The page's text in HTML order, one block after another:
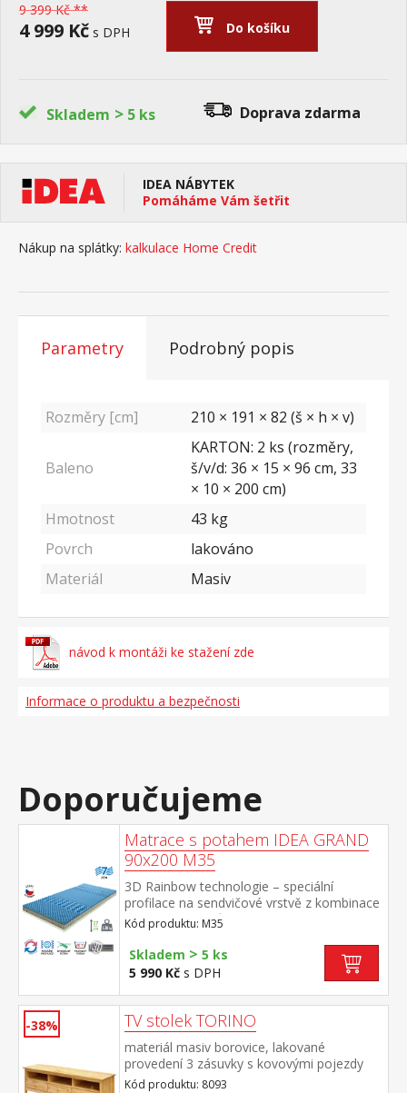
9 399 Kč **
4 999 Kč s DPH Do košíku
Skladem > 5 ks Doprava zdarma
IDEA NÁBYTEK
Pomáháme Vám šetřit
Nákup na splátky: kalkulace Home Credit
Parametry Podrobný popis
Rozměry [cm] 210 × 191 × 82 (š × h × v)
Baleno
KARTON: 2 ks (rozměry,
š/v/d: 36 × 15 × 96 cm, 33
× 10 × 200 cm)
Hmotnost
43 kg
Povrch
lakováno
Materiál
Masiv
návod k montáži ke stažení zde
Informace o produktu a bezpečnosti
Doporučujeme
Matrace s potahem IDEA GRAND
90x200 M35
3D Rainbow technologie – speciální
profilace na sendvičové vrstvě z kombinace
Flexifoam pěn různých vlastností a tuhostí,
která zajišťuje komfort, vzdušnost,
ortopedické vlastnosti a dlouhou životnost
anatomická zónová masážní profilace – 7
zón na obou stranách, jemná masáž v
průběhu spánku rozdílná tuhost stran –
zelenkavá měkčí strana tuhost 2 z 5, modrá
tužší strana tuhost 2,5 z 5 vzdušný potah
prošitý dutým vláknem, vyrobený ze 2 částí,
snímatelný a pratelný do 60 °C doporučená
nosnost do 130 kg, výška matrace 17 cm
Kód produktu: M35
Skladem > 5 ks
5 990 Kč s DPH
-38% TV stolek TORINO
materiál masiv borovice, lakované
provedení 3 zásuvky s kovovými pojezdy
Kód produktu: 8093